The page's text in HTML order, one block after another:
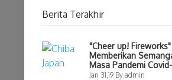
Berita Terakhir
"Cheer up! Fireworks"
Memberikan
Masa Pandemi
Jan 31,19 By admin